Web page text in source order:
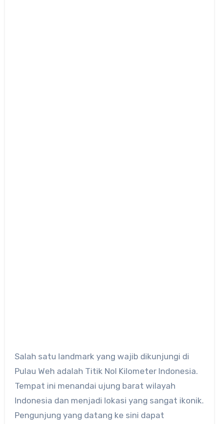
Salah satu landmark yang wajib dikunjungi di
Pulau Weh adalah Titik Nol Kilometer Indonesia.
Tempat ini menandai ujung barat wilayah
Indonesia dan menjadi lokasi yang sangat ikonik.
Pengunjung yang datang ke sini dapat